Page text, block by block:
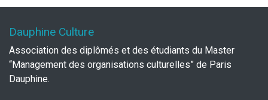
Dauphine Culture
Association des diplômés et des étudiants du Master
“Management des organisations culturelles” de Paris
Dauphine.